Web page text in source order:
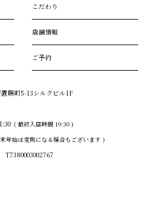
こだわり
店舗情報
ご予約
賜町5-13シルクビル1F
( 最終入店時間 19:30 )
年始は変則になる場合もございます )
T7380003002767